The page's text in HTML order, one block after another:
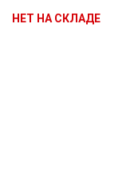
НЕТ НА СКЛАДЕ